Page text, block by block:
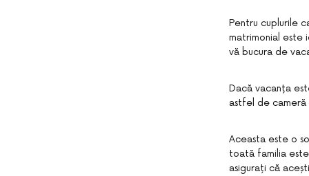
Pentru cuplurile
matrimonial este
vă bucura de
Dacă vacanța
astfel de cameră
Aceasta este o
toată familia
asigurați că